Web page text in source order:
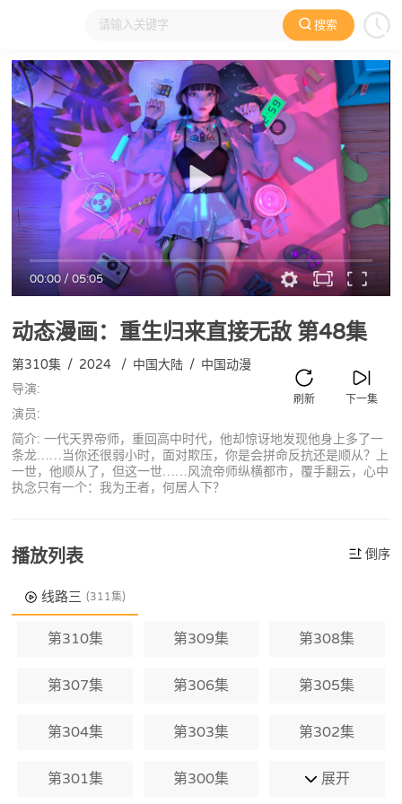
搜索
大家在看 日本动漫 国产动漫 欧美动漫 动漫电影
00:00/05:05
动态漫画：重生归来直接无敌 第48集
下一集
刷新
第310集 / 2024 / 中国大陆 / 中国动漫
导演:
演员:
简介: 一代天界帝师，重回高中时代，他却惊讶地发现他身上多了一
条龙……当你还很弱小时，面对欺压，你是会拼命反抗还是顺从？上
一世，他顺从了，但这一世……风流帝师纵横都市，覆手翻云，心中
执念只有一个：我为王者，何居人下？
播放列表 倒序
线路三 (311集)
第310集 第309集 第308集
第307集 第306集 第305集
第304集 第303集 第302集
第301集 第300集 展开